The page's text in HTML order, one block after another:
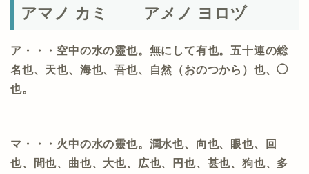
アマノ カミ アメノ ヨロヅ
ア・・・空中の水の靈也。無にして有也。五十連の総
名也、天也、海也、吾也、自然（おのつから）也、◯
也。
マ・・・火中の水の靈也。潤水也、向也、眼也、回
也、間也、曲也、大也、広也、円也、甚也、狗也、多